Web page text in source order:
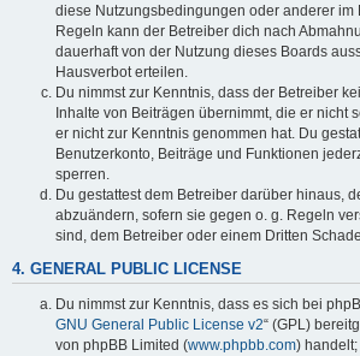
diese Nutzungsbedingungen oder anderer im
Regeln kann der Betreiber dich nach
dauerhaft von der Nutzung dieses Boards
Hausverbot erteilen.
Du nimmst zur Kenntnis, dass der Betreiber
Inhalte von Beiträgen übernimmt, die er nicht
er nicht zur Kenntnis genommen hat. Du
Benutzerkonto, Beiträge und Funktionen
sperren.
Du gestattest dem Betreiber darüber hinaus,
abzuändern, sofern sie gegen o. g. Regeln
sind, dem Betreiber oder einem Dritten
4. GENERAL PUBLIC LICENSE
Du nimmst zur Kenntnis, dass es sich bei
GNU General Public License v2“ (GPL)
von phpBB Limited (www.phpbb.com)